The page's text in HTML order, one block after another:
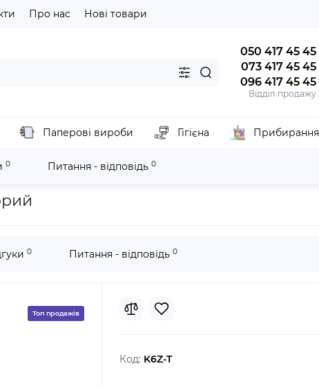
Про нас Нові товари
050 417 45 45
073 417 45 45
096 417 45 45
Відділ продажу
Паперові вироби Гігієна Прибирання
0 Питання - відповідь 0
Тримач листового туалетного паперу прозорий
0 Питання - відповідь 0
Топ продажів
Код: K6Z-T